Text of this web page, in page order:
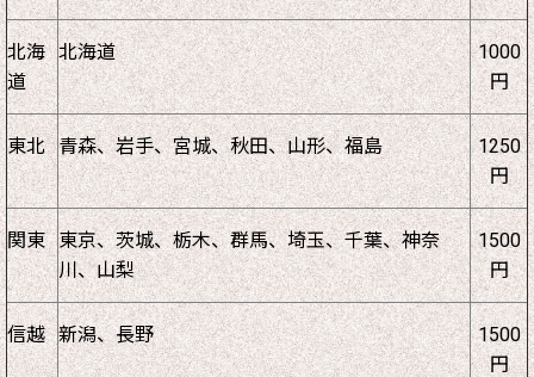
北海
道
北海道
1000
円
東北 青森、岩手、宮城、秋田、山形、福島
1250
円
関東 東京、茨城、栃木、群馬、埼玉、千葉、神奈
川、山梨
1500
円
信越 新潟、長野
1500
円